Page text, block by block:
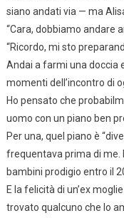
siano andati via — ma
“Cara, dobbiamo andare
“Ricordo, mi sto
Andai a farmi una doccia
momenti dell’incontro di
Ho pensato che
uomo con un piano ben
Per una, quel piano è
frequentava prima di me.
bambini prodigio entro il
E la felicità di un’ex
trovato qualcuno che lo